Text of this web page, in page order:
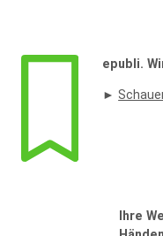
epubli.
►
Ihre